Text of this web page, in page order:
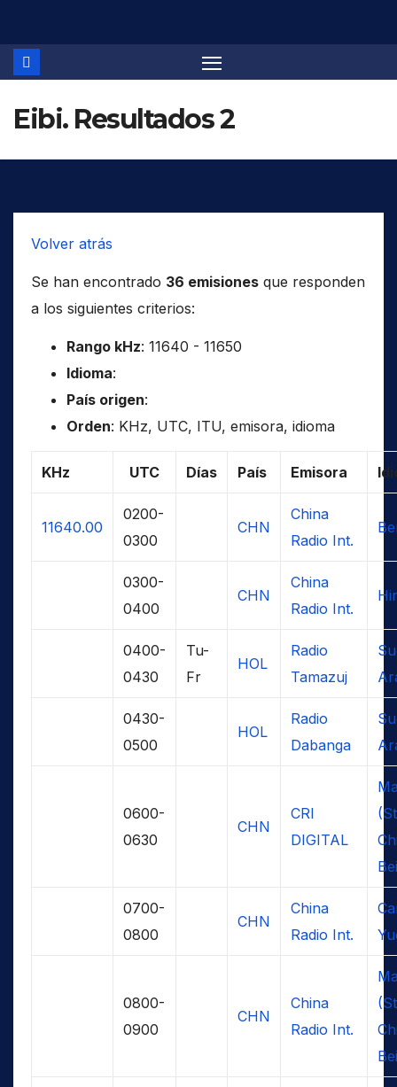
contenido
Eibi. Resultados 2
Volver atrás
Se han encontrado 36 emisiones que responden
a los siguientes criterios:
Rango kHz: 11640 - 11650
Idioma:
País origen:
Orden: KHz, UTC, ITU, emisora, idioma
KHz UTC Días País Emisora
11640.00
0200-
0300
CHN
China
Radio Int.
0300-
0400
CHN
China
Radio Int.
0400-
0430
Tu-
Fr
HOL
Radio
Tamazuj
0430-
0500
HOL
Radio
Dabanga
0600-
0630
CHN
CRI
DIGITAL
0700-
0800
CHN
China
Radio Int.
0800-
0900
CHN
China
Radio Int.